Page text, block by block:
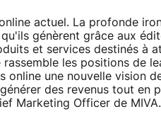
actuel. La profonde
génèrent grâce aux
et services destinés à
les positions de
une nouvelle vision
des revenus tout en
Marketing Officer de MIVA.